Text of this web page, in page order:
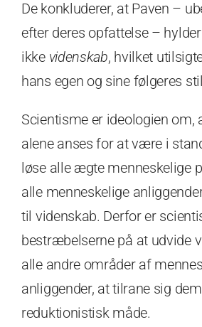
De konkluderer, at Paven –
efter deres opfattelse –
ikke videnskab, hvilket
hans egen og sine følgeres
Scientisme er ideologien om,
alene anses for at være i
løse alle ægte menneskelige
alle menneskelige
til videnskab. Derfor er
bestræbelserne på at udvide
alle andre områder af
anliggender, at tilrane sig
reduktionistisk måde.